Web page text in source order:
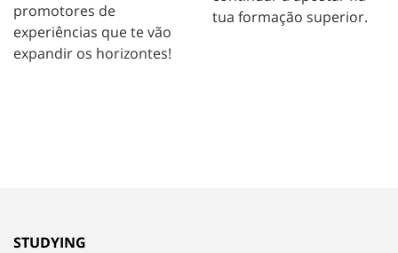
promotores de
experiências que te vão
expandir os horizontes!
tua formação superior.
STUDYING